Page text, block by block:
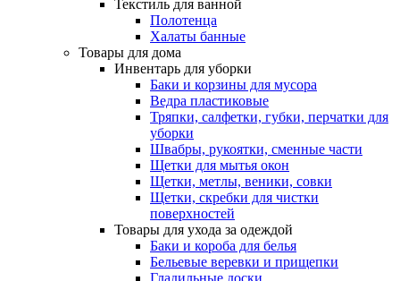
Текстиль для ванной
Полотенца
Халаты банные
Товары для дома
Инвентарь для уборки
Баки и корзины для мусора
Ведра пластиковые
Тряпки, салфетки, губки, перчатки для
уборки
Швабры, рукоятки, сменные части
Щетки для мытья окон
Щетки, метлы, веники, совки
Щетки, скребки для чистки
поверхностей
Товары для ухода за одеждой
Баки и короба для белья
Бельевые веревки и прищепки
Гладильные доски